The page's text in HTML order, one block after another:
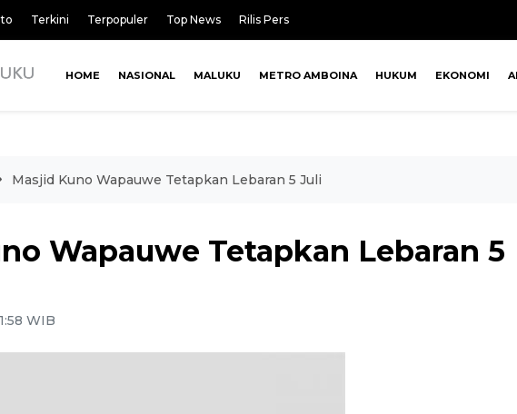
Terkini Terpopuler Top News Rilis Pers
HOME NASIONAL MALUKU METRO AMBOINA HUKUM EKONOMI
Masjid Kuno Wapauwe Tetapkan Lebaran 5 Juli
Wapauwe Tetapkan Lebaran 5
WIB